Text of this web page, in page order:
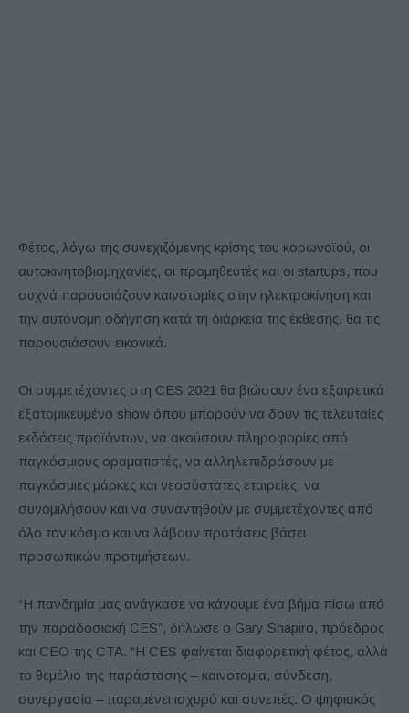
Φέτος, λόγω της συνεχιζόμενης κρίσης του κορωνοϊού, οι
αυτοκινητοβιομηχανίες, οι προμηθευτές και οι startups, που
συχνά παρουσιάζουν καινοτομίες στην ηλεκτροκίνηση και
την αυτόνομη οδήγηση κατά τη διάρκεια της έκθεσης, θα τις
παρουσιάσουν εικονικά.
Οι συμμετέχοντες στη CES 2021 θα βιώσουν ένα εξαιρετικά
εξατομικευμένο show όπου μπορούν να δουν τις τελευταίες
εκδόσεις προϊόντων, να ακούσουν πληροφορίες από
παγκόσμιους οραματιστές, να αλληλεπιδράσουν με
παγκόσμιες μάρκες και νεοσύστατες εταιρείες, να
συνομιλήσουν και να συναντηθούν με συμμετέχοντες από
όλο τον κόσμο και να λάβουν προτάσεις βάσει
προσωπικών προτιμήσεων.
“Η πανδημία μας ανάγκασε να κάνουμε ένα βήμα πίσω από
την παραδοσιακή CES”, δήλωσε ο Gary Shapiro, πρόεδρος
και CEO της CTA. “Η CES φαίνεται διαφορετική φέτος, αλλά
το θεμέλιο της παράστασης – καινοτομία, σύνδεση,
συνεργασία – παραμένει ισχυρό και συνεπές. Ο ψηφιακός